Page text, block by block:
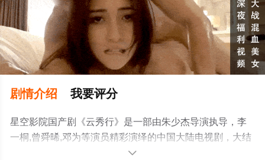
剧情介绍 我要评分
星空影院国产剧《云秀行》是一部由朱少杰导演执导，李
一桐,曾舜晞,邓为等演员精彩演绎的中国大陆电视剧，大结
局剧情已揭晓（1-1全集），手机免费在线观看高清无删减
